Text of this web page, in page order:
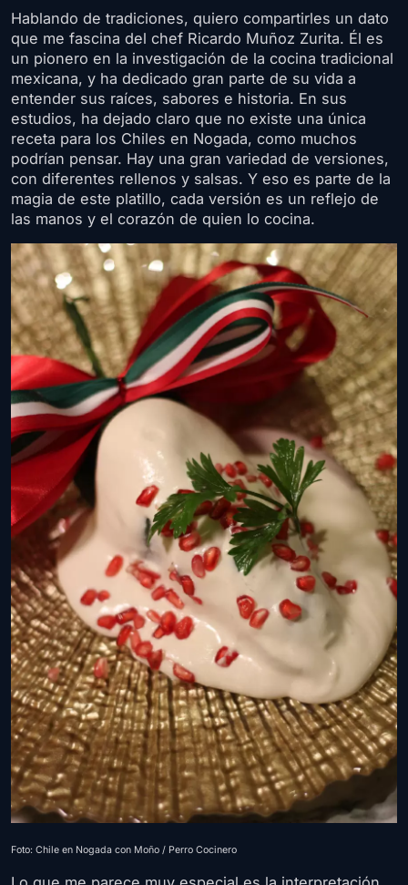
Hablando de tradiciones, quiero compartirles un dato
que me fascina del chef Ricardo Muñoz Zurita. Él es
un pionero en la investigación de la cocina tradicional
mexicana, y ha dedicado gran parte de su vida a
entender sus raíces, sabores e historia. En sus
estudios, ha dejado claro que no existe una única
receta para los Chiles en Nogada, como muchos
podrían pensar. Hay una gran variedad de versiones,
con diferentes rellenos y salsas. Y eso es parte de la
magia de este platillo, cada versión es un reflejo de
las manos y el corazón de quien lo cocina.
Foto: Chile en Nogada con Moño / Perro Cocinero